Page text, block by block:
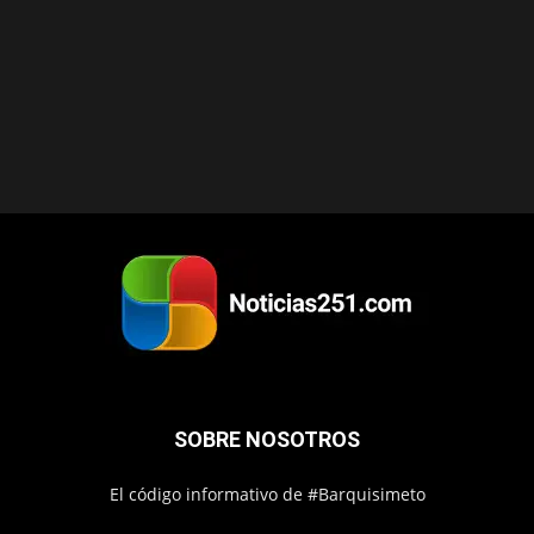
SOBRE NOSOTROS
El código informativo de #Barquisimeto